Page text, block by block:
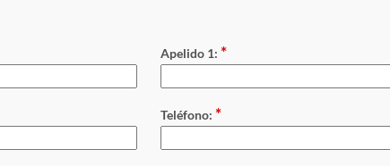
Apelido 1: *
Teléfono: *